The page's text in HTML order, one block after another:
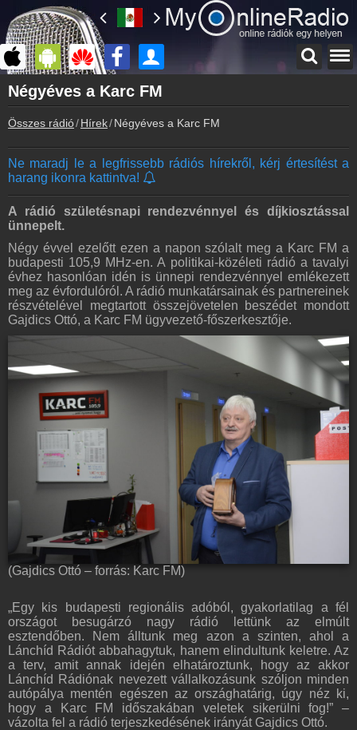
Főoldal
myonlineradio.hu
Bejelentkezés
Kapcsolat
Írj nekünk!
Partnerek
Rádiós partnerek
Rádió beágyazás
Ágyazd be weboldaladba
Online rádió készítés
Készítés lépésről lépésre
Négyéves a Karc FM
Összes rádió Hírek Négyéves a Karc FM
Ne maradj le a legfrissebb rádiós hírekről, kérj értesítést a
harang ikonra kattintva!
A rádió születésnapi rendezvénnyel és díjkiosztással
ünnepelt.
Négy évvel ezelőtt ezen a napon szólalt meg a Karc FM a
budapesti 105,9 MHz-en. A politikai-közéleti rádió a tavalyi
évhez hasonlóan idén is ünnepi rendezvénnyel emlékezett
meg az évfordulóról. A rádió munkatársainak és partnereinek
részvételével megtartott összejövetelen beszédet mondott
Gajdics Ottó, a Karc FM ügyvezető-főszerkesztője.
(Gajdics Ottó – forrás: Karc FM)
„Egy kis budapesti regionális adóból, gyakorlatilag a fél
országot besugárzó nagy rádió lettünk az elmúlt
esztendőben. Nem álltunk meg azon a szinten, ahol a
Lánchíd Rádiót abbahagytuk, hanem elindultunk keletre. Az
a terv, amit annak idején elhatároztunk, hogy az akkor
Lánchíd Rádiónak nevezett vállalkozásunk szóljon minden
autópálya mentén egészen az országhatárig, úgy néz ki,
hogy a Karc FM időszakában veletek sikerülni fog!” –
vázolta fel a rádió terjeszkedésének irányát Gajdics Ottó.